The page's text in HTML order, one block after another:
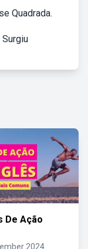
Quadrada.
De Ação
2024